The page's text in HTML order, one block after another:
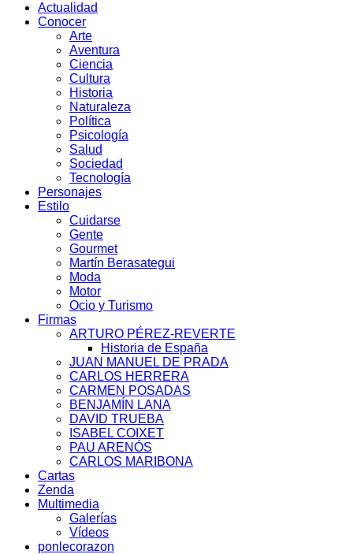
Actualidad
Conocer
Arte
Aventura
Ciencia
Cultura
Historia
Naturaleza
Política
Psicología
Salud
Sociedad
Tecnología
Personajes
Estilo
Cuidarse
Gente
Gourmet
Martín Berasategui
Moda
Motor
Ocio y Turismo
Firmas
ARTURO PÉREZ-REVERTE
Historia de España
JUAN MANUEL DE PRADA
CARLOS HERRERA
CARMEN POSADAS
BENJAMÍN LANA
DAVID TRUEBA
ISABEL COIXET
PAU ARENÓS
CARLOS MARIBONA
Cartas
Zenda
Multimedia
Galerías
Vídeos
ponlecorazon